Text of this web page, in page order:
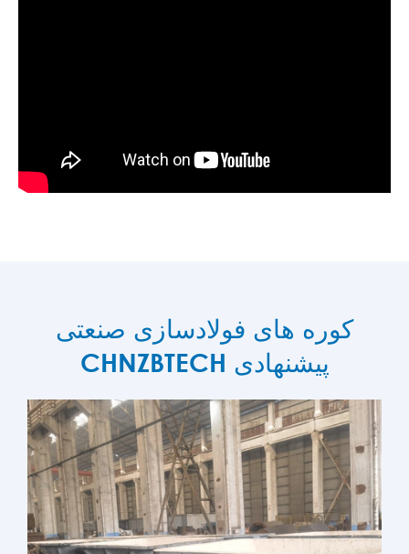
کوره های فولادسازی صنعتی
CHNZBTECH پیشنهادی